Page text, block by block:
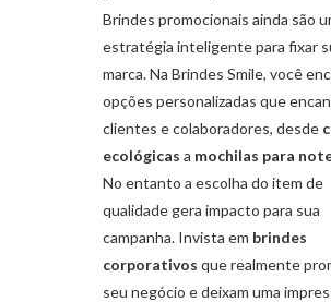
Brindes promocionais ainda são
estratégia inteligente para fixar
marca. Na Brindes Smile, você
opções personalizadas que
clientes e colaboradores, desde
ecológicas a mochilas para
No entanto a escolha do item de
qualidade gera impacto para sua
campanha. Invista em brindes
corporativos que realmente
seu negócio e deixam uma